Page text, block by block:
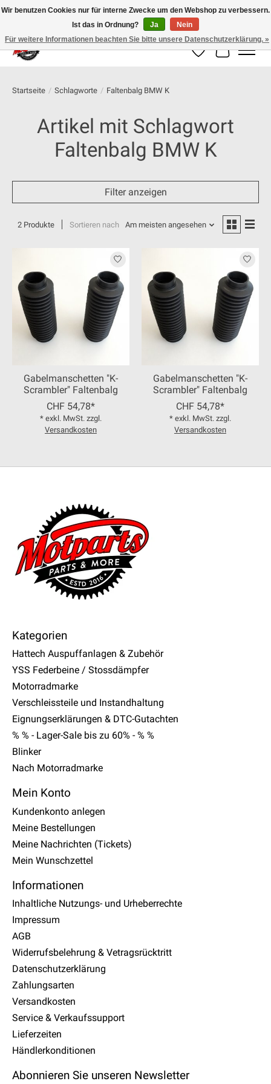
100% schweizer Onlineshop für Dein Motorrad
Wunschzettel
Ihr
Startseite / Schlagworte / Faltenbalg BMW K
Artikel mit Schlagwort
Faltenbalg BMW K
Filter anzeigen
2 Produkte Sortieren nach Am meisten angesehen
Gabelmanschetten "K-
Scrambler" Faltenbalg
CHF 54,78*
* exkl. MwSt. zzgl.
Versandkosten
Gabelmanschetten "K-
Scrambler" Faltenbalg
CHF 54,78*
* exkl. MwSt. zzgl.
Versandkosten
Kategorien
Hattech Auspuffanlagen & Zubehör
YSS Federbeine / Stossdämpfer
Motorradmarke
Verschleissteile und Instandhaltung
Eignungserklärungen & DTC-Gutachten
% % - Lager-Sale bis zu 60% - % %
Blinker
Nach Motorradmarke
Mein Konto
Kundenkonto anlegen
Meine Bestellungen
Meine Nachrichten (Tickets)
Mein Wunschzettel
Informationen
Inhaltliche Nutzungs- und Urheberrechte
Impressum
AGB
Widerrufsbelehrung & Vetragsrücktritt
Datenschutzerklärung
Zahlungsarten
Versandkosten
Service & Verkaufssupport
Lieferzeiten
Händlerkonditionen
Abonnieren Sie unseren Newsletter
Wir benutzen Cookies nur für interne Zwecke um den Webshop zu verbessern.
Ist das in Ordnung?
Ja
Nein
Für weitere Informationen beachten Sie bitte unsere Datenschutzerklärung. »